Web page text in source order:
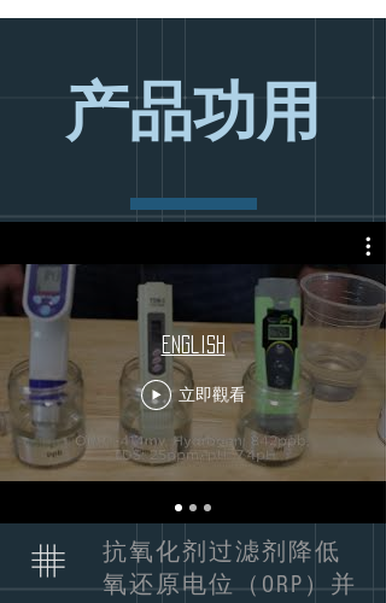
产品功用
English
立即觀看
抗氧化剂过滤剂降低
氧还原电位（ORP）并